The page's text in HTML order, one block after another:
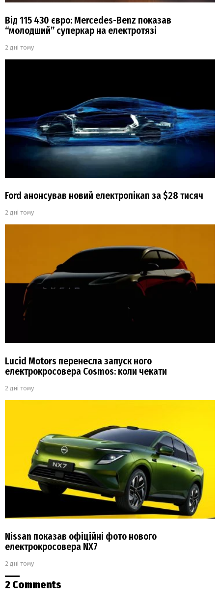
Від 115 430 євро: Mercedes-Benz показав
“молодший” суперкар на електротязі
2 дні тому
Ford анонсував новий електропікап за $28 тисяч
2 дні тому
Lucid Motors перенесла запуск ного
електрокросовера Cosmos: коли чекати
2 дні тому
Nissan показав офіційні фото нового
електрокросовера NX7
2 дні тому
2 Comments